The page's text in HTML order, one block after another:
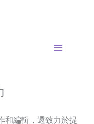
和編輯，還致力於提